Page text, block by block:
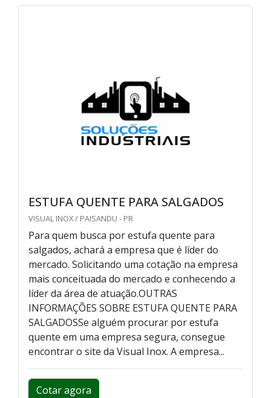
ESTUFA QUENTE PARA SALGADOS
VISUAL INOX / PAISANDU - PR
Para quem busca por estufa quente para
salgados, achará a empresa que é líder do
mercado. Solicitando uma cotação na empresa
mais conceituada do mercado e conhecendo a
líder da área de atuação.OUTRAS
INFORMAÇÕES SOBRE ESTUFA QUENTE PARA
SALGADOSSe alguém procurar por estufa
quente em uma empresa segura, consegue
encontrar o site da Visual Inox. A empresa...
Cotar agora